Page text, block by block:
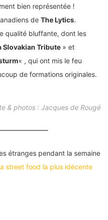
bien représentée !
de The Lytics.
qualité bluffante, dont les
Slovakian Tribute » et
« , qui ont mis le feu
de formations originales.
& photos : Jacques de Rougé
étranges pendant la semaine
street food la plus idécente